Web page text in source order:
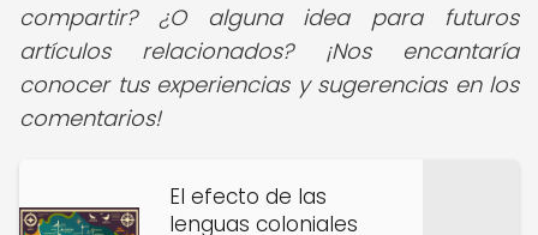
compartir? ¿O alguna idea para futuros
artículos relacionados? ¡Nos encantaría
conocer tus experiencias y sugerencias en los
comentarios!
El efecto de las
lenguas coloniales